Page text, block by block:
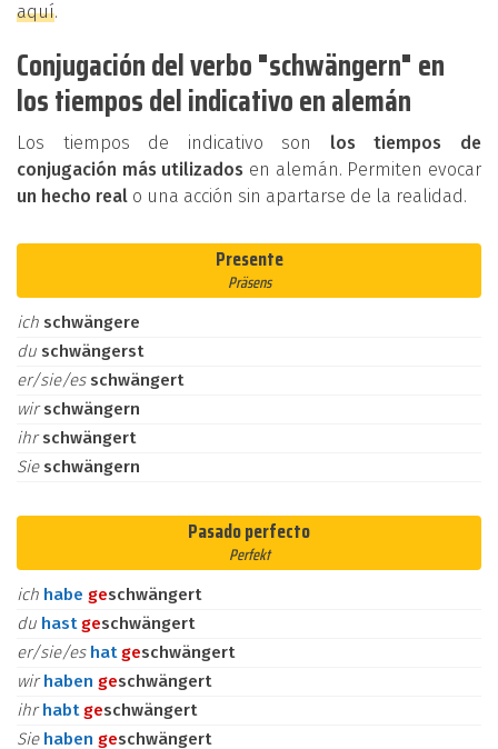
aquí.
Conjugación del verbo "schwängern" en
los tiempos del indicativo en alemán
Los tiempos de indicativo son los tiempos de
conjugación más utilizados en alemán. Permiten evocar
un hecho real o una acción sin apartarse de la realidad.
Presente
Präsens
ich schwängere
du schwängerst
er/sie/es schwängert
wirschwängern
ihrschwängert
Sie schwängern
Pasado perfecto
Perfekt
ich habe geschwängert
du hast geschwängert
er/sie/es hat geschwängert
wirhaben geschwängert
ihrhabt geschwängert
Sie haben geschwängert